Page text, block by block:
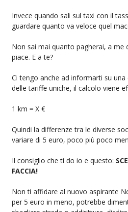
Invece quando sali sul taxi con il
guardare quanto va veloce quel
Non sai mai quanto pagherai, a me
piace. E a te?
Ci tengo anche ad informarti su
delle tariffe uniche, il calcolo viene
1 km = X €
Quindi la differenze tra le diverse
variare di 5 euro, poco più poco
Il consiglio che ti do io e questo:
FACCIA!
Non ti affidare al nuovo aspirante
per 5 euro in meno, potrebbe